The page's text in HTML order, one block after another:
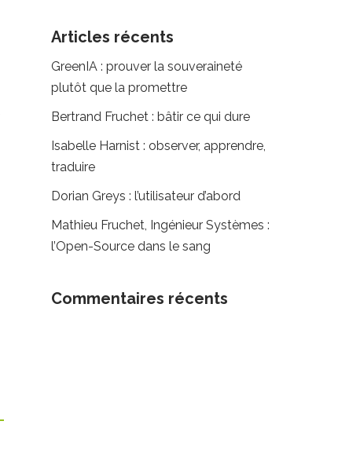
Articles récents
GreenIA : prouver la souveraineté
plutôt que la promettre
Bertrand Fruchet : bâtir ce qui dure
Isabelle Harnist : observer, apprendre,
traduire
Dorian Greys : l’utilisateur d’abord
Mathieu Fruchet, Ingénieur Systèmes :
l’Open-Source dans le sang
Commentaires récents